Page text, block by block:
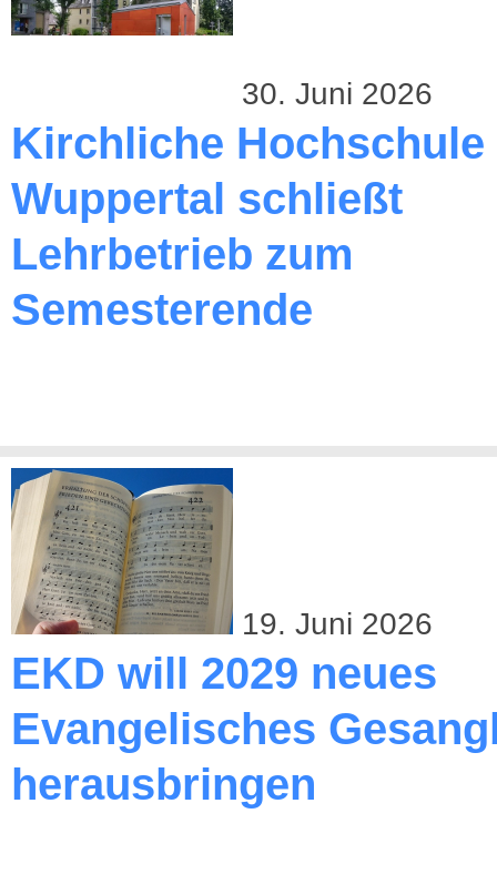
30. Juni 2026
Kirchliche Hochschule
Wuppertal schließt
Lehrbetrieb zum
Semesterende
19. Juni 2026
EKD will 2029 neues
Evangelisches
herausbringen